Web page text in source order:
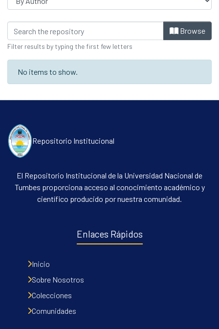
Communities & Collections
All of DSpace
Contacto
Políticas
Browsing Facultad de Ciencias Browse
Filter results by typing the first few letters
No items to show.
Repositorio Institucional
El Repositorio Institucional de la Universidad Nacional de
Tumbes proporciona acceso al conocimiento académico y
científico producido por nuestra comunidad.
Enlaces Rápidos
Inicio
Sobre Nosotros
Colecciones
Comunidades